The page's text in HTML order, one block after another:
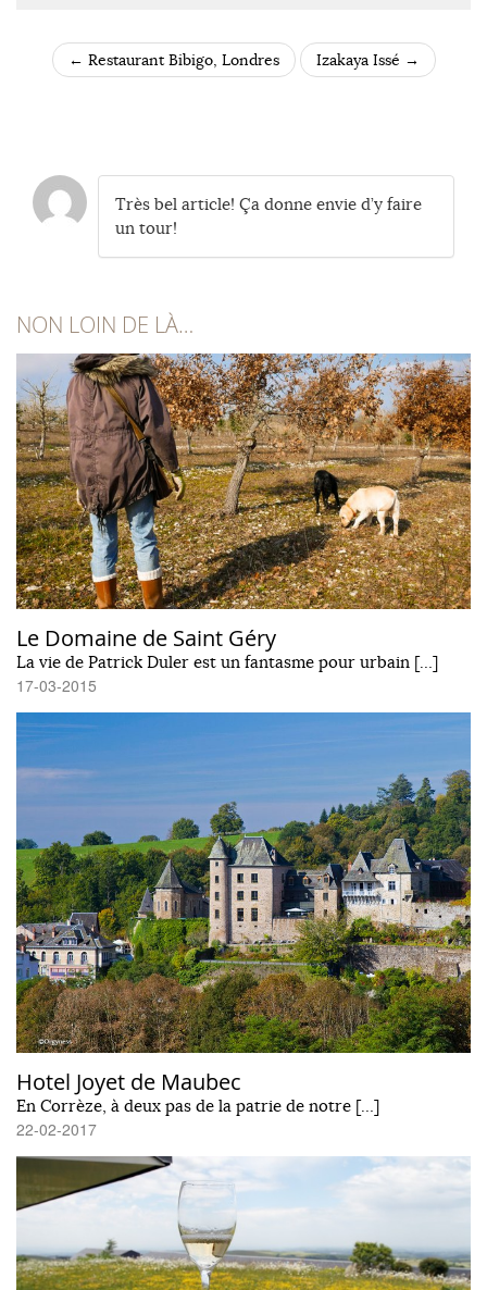
POST NAVIGATION
← Restaurant Bibigo, Londres Izakaya Issé →
Très bel article! Ça donne envie d’y faire
un tour!
NON LOIN DE LÀ…
Le Domaine de Saint Géry
La vie de Patrick Duler est un fantasme pour urbain […]
17-03-2015
Hotel Joyet de Maubec
En Corrèze, à deux pas de la patrie de notre […]
22-02-2017